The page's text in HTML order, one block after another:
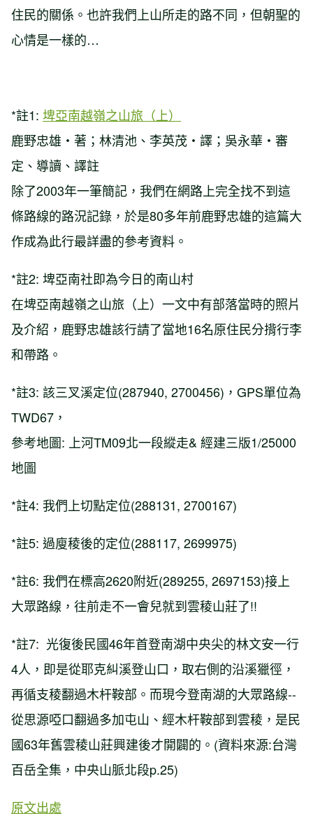
住民的關係。也許我們上山所走的路不同，但朝聖的
心情是一樣的…
*註1: 埤亞南越嶺之山旅（上）
鹿野忠雄‧著；林清池、李英茂‧譯；吳永華‧審
定、導讀、譯註
除了2003年一筆簡記，我們在網路上完全找不到這
條路線的路況記錄，於是80多年前鹿野忠雄的這篇大
作成為此行最詳盡的參考資料。
*註2: 埤亞南社即為今日的南山村
在埤亞南越嶺之山旅（上）一文中有部落當時的照片
及介紹，鹿野忠雄該行請了當地16名原住民分揹行李
和帶路。
*註3: 該三叉溪定位(287940, 2700456)，GPS單位為
TWD67，
參考地圖: 上河TM09北一段縱走& 經建三版1/25000
地圖
*註4: 我們上切點定位(288131, 2700167)
*註5: 過廋稜後的定位(288117, 2699975)
*註6: 我們在標高2620附近(289255, 2697153)接上
大眾路線，往前走不一會兒就到雲稜山莊了!!
*註7: 光復後民國46年首登南湖中央尖的林文安一行
4人，即是從耶克糾溪登山口，取右側的沿溪獵徑，
再循支稜翻過木杆鞍部。而現今登南湖的大眾路線--
從思源啞口翻過多加屯山、經木杆鞍部到雲稜，是民
國63年舊雲稜山莊興建後才開闢的。(資料來源:台灣
百岳全集，中央山脈北段p.25)
原文出處